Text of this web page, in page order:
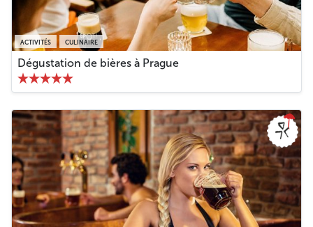
un rituel culturel et social que les visiteurs de la ville
apprécient.
Moins
ACTIVITÉS CULINAIRE
Dégustation de bières à Prague